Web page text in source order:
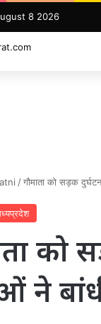
8 2026
/गौमाता को सड़क
को
ने